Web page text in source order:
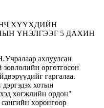
ХҮҮХДИЙН
ҮНЭЛГЭЭГ 5 ДАХИН